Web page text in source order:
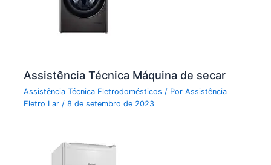
Assistência Técnica Máquina de secar
Assistência Técnica Eletrodomésticos / PorAssistência
Eletro Lar /8 de setembro de 2023